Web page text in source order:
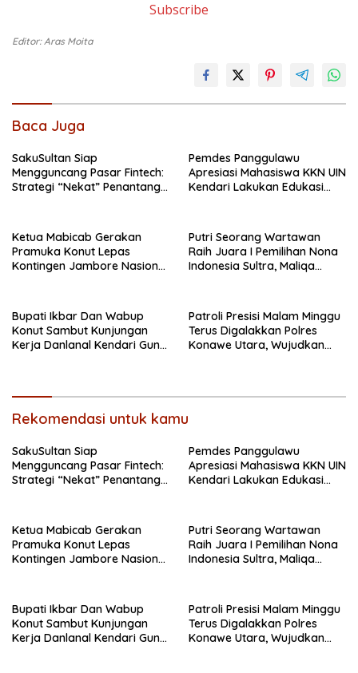
Subscribe
Editor: Aras Moita
Baca Juga
SakuSultan Siap
Mengguncang Pasar Fintech:
Strategi “Nekat” Penantang
Pemdes Panggulawu
Apresiasi Mahasiswa KKN UIN
Kendari Lakukan Edukasi
Ketua Mabicab Gerakan
Pramuka Konut Lepas
Kontingen Jambore Nasional
Putri Seorang Wartawan
‎Raih Juara I Pemilihan Nona
Indonesia Sultra, Maliqa
Pada Pemilihan NONA
Indonesia
Bupati Ikbar Dan Wabup
Konut Sambut Kunjungan
Kerja Danlanal Kendari Guna
Patroli Presisi Malam Minggu
Terus Digalakkan Polres
Konawe Utara, Wujudkan
Rekomendasi untuk kamu
SakuSultan Siap
Mengguncang Pasar Fintech:
Strategi “Nekat” Penantang
Pemdes Panggulawu
Apresiasi Mahasiswa KKN UIN
Kendari Lakukan Edukasi
Ketua Mabicab Gerakan
Pramuka Konut Lepas
Kontingen Jambore Nasional
Putri Seorang Wartawan
‎Raih Juara I Pemilihan Nona
Indonesia Sultra, Maliqa
Pada Pemilihan NONA
Indonesia
Bupati Ikbar Dan Wabup
Konut Sambut Kunjungan
Kerja Danlanal Kendari Guna
Patroli Presisi Malam Minggu
Terus Digalakkan Polres
Konawe Utara, Wujudkan